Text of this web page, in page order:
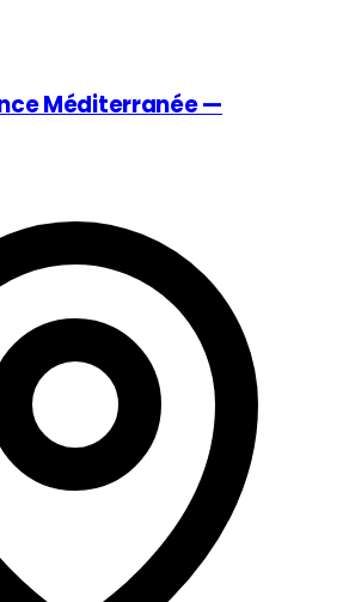
Méditerranée —